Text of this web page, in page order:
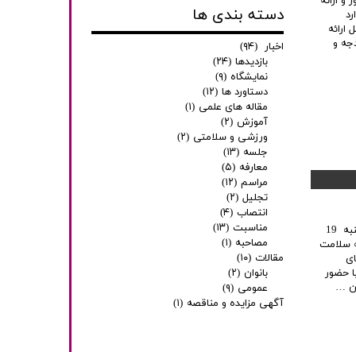
و
به گزارش روابط عمومی شرکت داروسازی فارماشیمی، مجمع عمومی عادی سالیانه یکشنبه 19
سلامت
حضور
…
دسته بندی ها
اخبار (۹۴)
بازدیدها (۲۴)
نمایشگاه (۹)
دستاورد ها (۱۲)
مقاله های علمی (۱)
آموزش (۲)
ورزشی و سلامتی (۲)
جلسه (۱۳)
معارفه (۵)
مراسم (۱۲)
تجلیل (۲)
انتصاب (۴)
مناسبت (۱۳)
مصاحبه (۱)
مقالات (۱۰)
بانوان (۲)
عمومی (۹)
آگهی مزایده و مناقصه (۱)